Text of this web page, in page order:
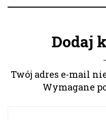
Dodaj
Twój adres e-mail
Wymagane